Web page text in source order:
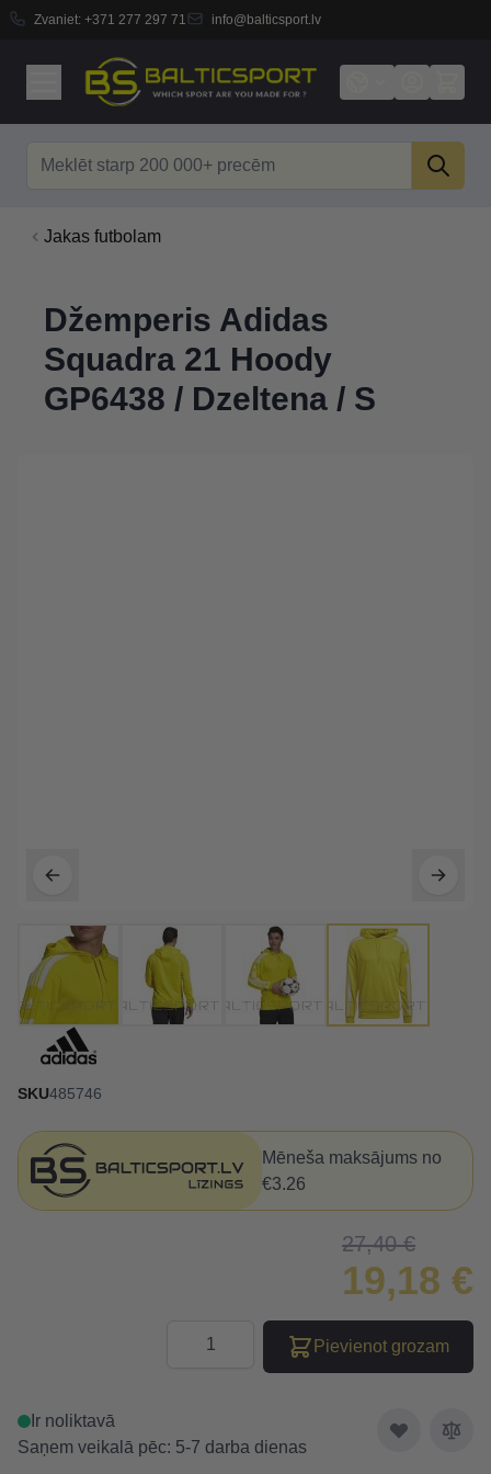
Zvaniet: +371 277 297 71 info@balticsport.lv
Jakas futbolam
Džemperis Adidas
Squadra 21 Hoody
GP6438 / Dzeltena / S
SKU485746
Mēneša maksājums no
€3.26
27,40 €
19,18 €
Pievienot grozam
Ir noliktavā
Saņem veikalā pēc: 5-7 darba dienas